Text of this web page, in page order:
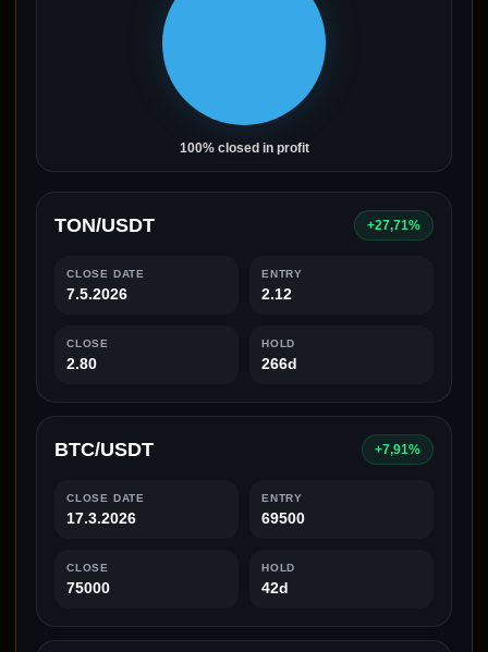
100% closed in profit
TON/USDT +27,71%
CLOSE DATE
7.5.2026
ENTRY
2.12
CLOSE
2.80
HOLD
266d
BTC/USDT +7,91%
CLOSE DATE
17.3.2026
ENTRY
69500
CLOSE
75000
HOLD
42d